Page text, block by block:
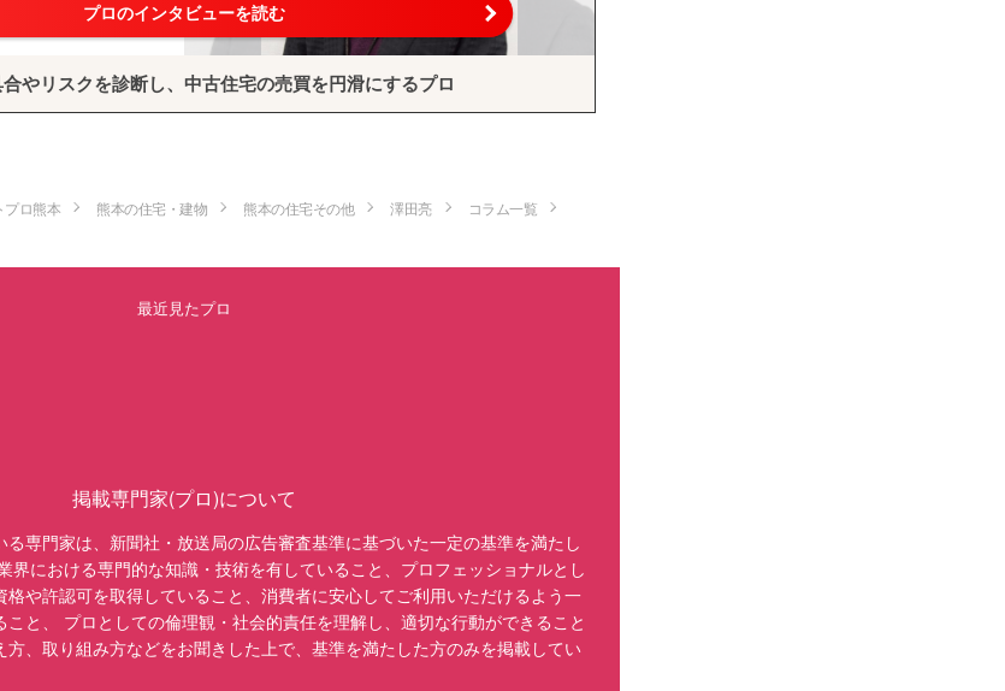
プロのインタビューを読む
やリスクを診断し、中古住宅の売買を円滑にするプロ
プロ熊本 熊本の住宅・建物 熊本の住宅その他 澤田亮
コラム一覧
最近見たプロ
掲載専門家(プロ)について
専門家は、新聞社・放送局の広告審査基準に基づいた一定の基準を満たし
界における専門的な知識・技術を有していること、プロフェッショナルとし
や許認可を取得していること、消費者に安心してご利用いただけるよう一
と、 プロとしての倫理観・社会的責任を理解し、適切な行動ができること
方、取り組み方などをお聞きした上で、基準を満たした方のみを掲載してい